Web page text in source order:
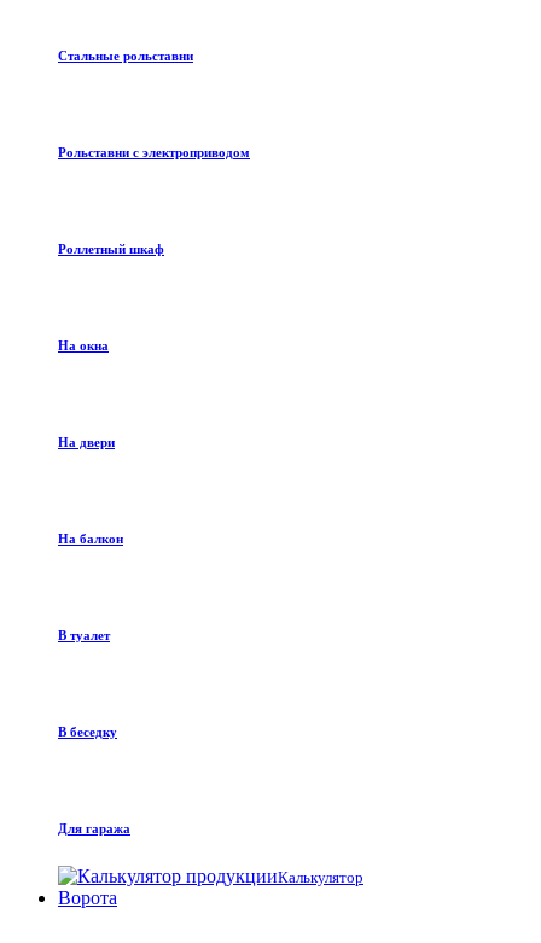
Стальные рольставни
Рольставни с электроприводом
Роллетный шкаф
На окна
На двери
На балкон
В туалет
В беседку
Для гаража
Калькулятор
Ворота